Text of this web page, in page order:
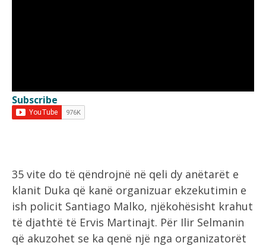
Subscribe
35 vite do të qëndrojnë në qeli dy anëtarët e
klanit Duka që kanë organizuar ekzekutimin e
ish policit Santiago Malko, njëkohësisht krahut
të djathtë të Ervis Martinajt. Për Ilir Selmanin
që akuzohet se ka qenë një nga organizatorët